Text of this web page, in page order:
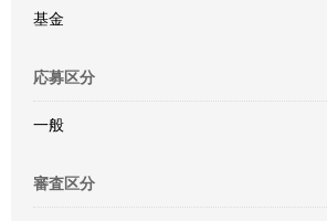
基金
応募区分
一般
審査区分